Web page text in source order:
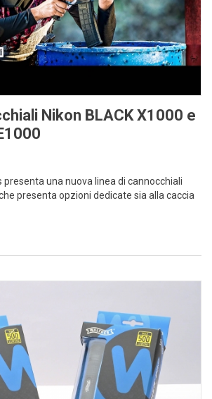
Nikon BLACK X1000 e
presenta una nuova linea di cannocchiali
presenta opzioni dedicate sia alla caccia